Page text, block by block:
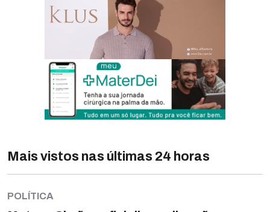
Mais vistos nas últimas 24 horas
POLÍTICA